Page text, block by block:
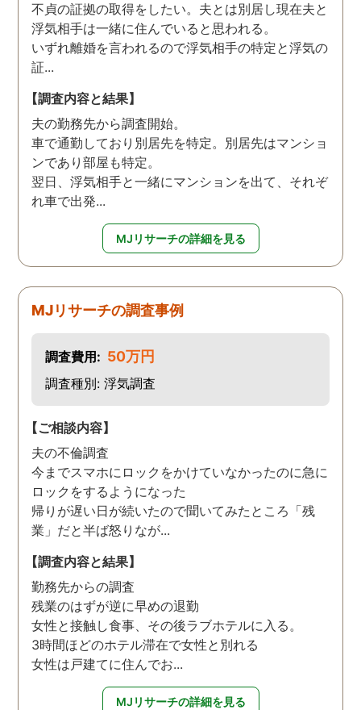
不貞の証拠の取得をしたい。夫とは別居し現在夫と
浮気相手は一緒に住んでいると思われる。
いずれ離婚を言われるので浮気相手の特定と浮気の
証...
【調査内容と結果】
夫の勤務先から調査開始。
車で通勤しており別居先を特定。別居先はマンショ
ンであり部屋も特定。
翌日、浮気相手と一緒にマンションを出て、それぞ
れ車で出発...
MJリサーチの詳細を見る
MJリサーチの調査事例
調査費用: 50万円
調査種別: 浮気調査
【ご相談内容】
夫の不倫調査
今までスマホにロックをかけていなかったのに急に
ロックをするようになった
帰りが遅い日が続いたので聞いてみたところ「残
業」だと半ば怒りなが...
【調査内容と結果】
勤務先からの調査
残業のはずが逆に早めの退勤
女性と接触し食事、その後ラブホテルに入る。
3時間ほどのホテル滞在で女性と別れる
女性は戸建てに住んでお...
MJリサーチの詳細を見る